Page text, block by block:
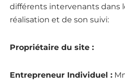
différents intervenants dans
réalisation et de son suivi:
Propriétaire du site :
Entrepreneur Individuel :